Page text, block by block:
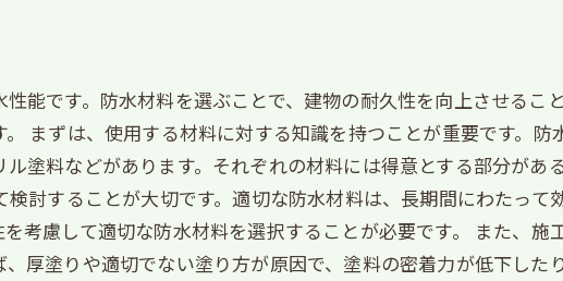
能です。防水材料を選ぶことで、建物の耐久性を向上させるこ
まずは、使用する材料に対する知識を持つことが重要です。
塗料などがあります。それぞれの材料には得意とする部分があ
討することが大切です。適切な防水材料は、長期間にわたっ
考慮して適切な防水材料を選択することが必要です。 また、施
厚塗りや適切でない塗り方が原因で、塗料の密着力が低下した